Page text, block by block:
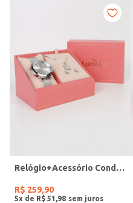
Relógio+Acessório Condor Feminino PRATA
R$ 259,90
5x de R$ 51 98